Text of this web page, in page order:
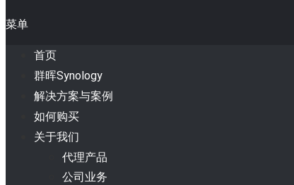
菜单
首页
群晖Synology
解决方案与案例
如何购买
关于我们
代理产品
公司业务